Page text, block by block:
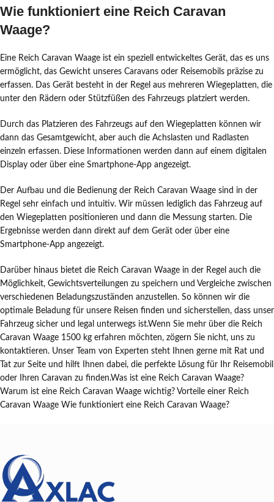
Wie funktioniert eine Reich Caravan
Waage?
Eine Reich Caravan Waage ist ein speziell entwickeltes Gerät, das es uns
ermöglicht, das Gewicht unseres Caravans oder Reisemobils präzise zu
erfassen. Das Gerät besteht in der Regel aus mehreren Wiegeplatten, die
unter den Rädern oder Stützfüßen des Fahrzeugs platziert werden.
Durch das Platzieren des Fahrzeugs auf den Wiegeplatten können wir
dann das Gesamtgewicht, aber auch die Achslasten und Radlasten
einzeln erfassen. Diese Informationen werden dann auf einem digitalen
Display oder über eine Smartphone-App angezeigt.
Der Aufbau und die Bedienung der Reich Caravan Waage sind in der
Regel sehr einfach und intuitiv. Wir müssen lediglich das Fahrzeug auf
den Wiegeplatten positionieren und dann die Messung starten. Die
Ergebnisse werden dann direkt auf dem Gerät oder über eine
Smartphone-App angezeigt.
Darüber hinaus bietet die Reich Caravan Waage in der Regel auch die
Möglichkeit, Gewichtsverteilungen zu speichern und Vergleiche zwischen
verschiedenen Beladungszuständen anzustellen. So können wir die
optimale Beladung für unsere Reisen finden und sicherstellen, dass unser
Fahrzeug sicher und legal unterwegs ist.Wenn Sie mehr über die Reich
Caravan Waage 1500 kg erfahren möchten, zögern Sie nicht, uns zu
kontaktieren. Unser Team von Experten steht Ihnen gerne mit Rat und
Tat zur Seite und hilft Ihnen dabei, die perfekte Lösung für Ihr Reisemobil
oder Ihren Caravan zu finden.Was ist eine Reich Caravan Waage?
Warum ist eine Reich Caravan Waage wichtig? Vorteile einer Reich
Caravan Waage Wie funktioniert eine Reich Caravan Waage?